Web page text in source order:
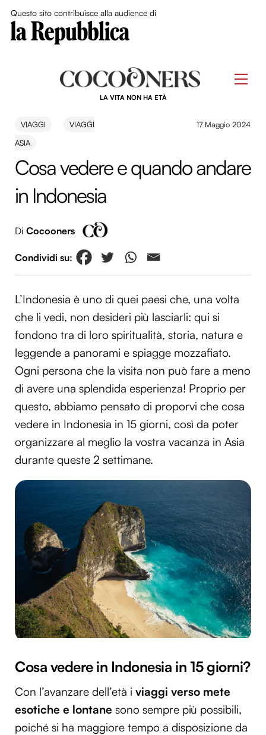
Questo sito contribuisce alla audience di
LA VITA NON HA ETÀ
VIAGGI
VIAGGI
ASIA
17 Maggio 2024
Cosa vedere e quando andare
in Indonesia
Di Cocooners
L’Indonesia è uno di quei paesi che, una volta
che li vedi, non desideri più lasciarli: qui si
fondono tra di loro spiritualità, storia, natura e
leggende a panorami e spiagge mozzafiato.
Ogni persona che la visita non può fare a meno
di avere una splendida esperienza! Proprio per
questo, abbiamo pensato di proporvi che cosa
vedere in Indonesia in 15 giorni, così da poter
organizzare al meglio la vostra vacanza in Asia
durante queste 2 settimane.
Cosa vedere in Indonesia in 15 giorni?
Con l’avanzare dell’età i viaggi verso mete
esotiche e lontane sono sempre più possibili,
poiché si ha maggiore tempo a disposizione da